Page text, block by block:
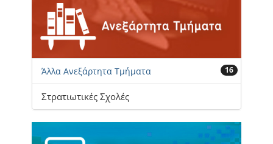
Άλλα Ανεξάρτητα Τμήματα 16
Στρατιωτικές Σχολές